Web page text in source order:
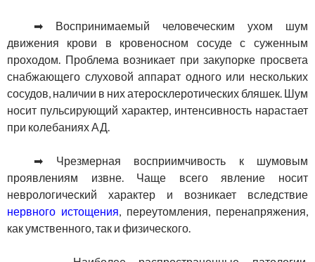
➡ Воспринимаемый человеческим ухом шум
движения крови в кровеносном сосуде с суженным
проходом. Проблема возникает при закупорке просвета
снабжающего слуховой аппарат одного или нескольких
сосудов, наличии в них атеросклеротических бляшек. Шум
носит пульсирующий характер, интенсивность нарастает
при колебаниях АД.
➡ Чрезмерная восприимчивость к шумовым
проявлениям извне. Чаще всего явление носит
неврологический характер и возникает вследствие
нервного истощения, переутомления, перенапряжения,
как умственного, так и физического.